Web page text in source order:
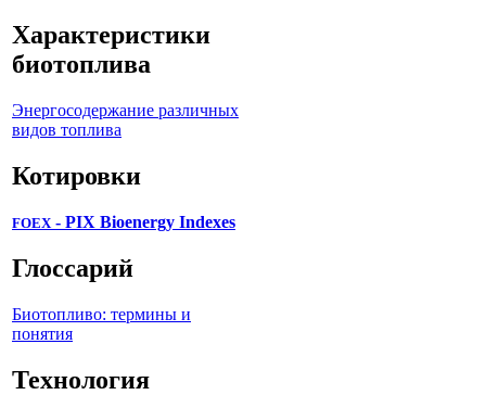
Характеристики
биотоплива
Энергосодержание различных
видов топлива
Котировки
FOEX - PIX Bioenergy Indexes
Глоссарий
Биотопливо: термины и
понятия
Технология